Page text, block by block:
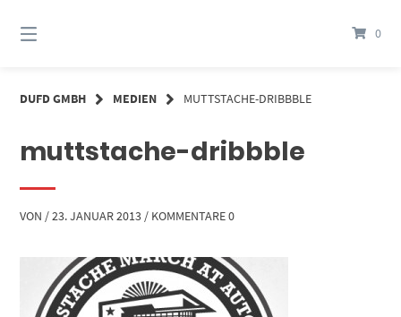
zum
Inhalt
0
DUFD GMBH MEDIEN MUTTSTACHE-DRIBBBLE
muttstache-dribbble
VON /23. JANUAR 2013 / KOMMENTARE 0